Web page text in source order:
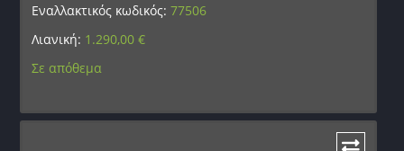
Εναλλακτικός κωδικός:77506
Λιανική: 1.290,00€
Σε απόθεμα